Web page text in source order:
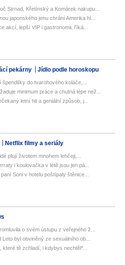
Strnad, Křetínský a Komárek nakupu...
japonského jenu chrání Amerika hl...
akcí, lepší VIP i gastronomii, říká...
pekárny Jídlo podle horoskopu
do tvarohového koláče,...
minimum práce a chutná lépe než...
letní hit a geniální způsob, j...
Netflix filmy a seriály
plují životem mnohem lehčeji,...
i koulovačka v létě jsou jen pá...
Soni v hotelu poštípaly štěnice...
o svém ústupu z veřejného ž...
byl obviněný ze sexuálního ob...
které tě zchladí, i kdybys nechtěl*...